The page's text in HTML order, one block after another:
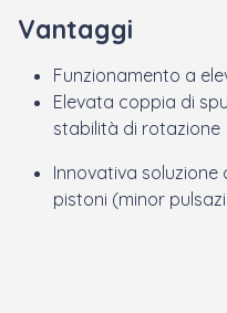
Vantaggi
Funzionamento a
Elevata coppia di
stabilità di rotazione
Innovativa soluzione
pistoni (minor